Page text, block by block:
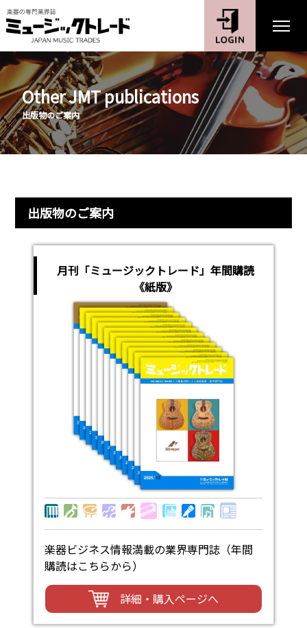
Other JMT publications
出版物のご案内
出版物のご案内
月刊「ミュージックトレード」年間購読
《紙版》
楽器ビジネス情報満載の業界専門誌（年間
購読はこちらから）
詳細・購入ページへ